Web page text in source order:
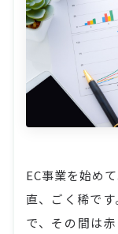
EC事業を始め
直、ごく稀で
で、その間は